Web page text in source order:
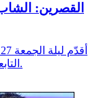
القصرين:
التابعة لولاية القصرين على محاولة الانتحار شنقا.